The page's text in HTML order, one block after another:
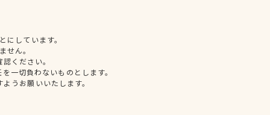
しています。
せん。
ください。
一切負わないものとします。
うお願いいたします。